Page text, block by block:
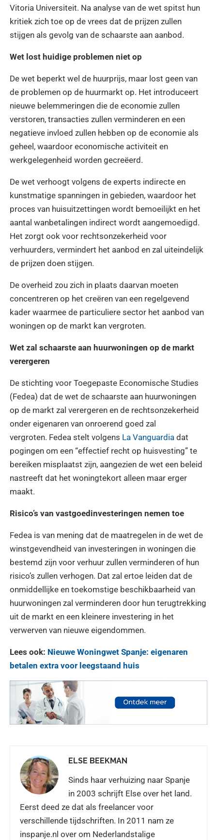
Vitoria Universiteit. Na analyse van de wet spitst hun
kritiek zich toe op de vrees dat de prijzen zullen
stijgen als gevolg van de schaarste aan aanbod.
Wet lost huidige problemen niet op
De wet beperkt wel de huurprijs, maar lost geen van
de problemen op de huurmarkt op. Het introduceert
nieuwe belemmeringen die de economie zullen
verstoren, transacties zullen verminderen en een
negatieve invloed zullen hebben op de economie als
geheel, waardoor economische activiteit en
werkgelegenheid worden gecreëerd.
De wet verhoogt volgens de experts indirecte en
kunstmatige spanningen in gebieden, waardoor het
proces van huisuitzettingen wordt bemoeilijkt en het
aantal wanbetalingen indirect wordt aangemoedigd.
Het zorgt ook voor rechtsonzekerheid voor
verhuurders, vermindert het aanbod en zal uiteindelijk
de prijzen doen stijgen.
De overheid zou zich in plaats daarvan moeten
concentreren op het creëren van een regelgevend
kader waarmee de particuliere sector het aanbod van
woningen op de markt kan vergroten.
Wet zal schaarste aan huurwoningen op de markt
verergeren
De stichting voor Toegepaste Economische Studies
(Fedea) dat de wet de schaarste aan huurwoningen
op de markt zal verergeren en de rechtsonzekerheid
onder eigenaren van onroerend goed zal
vergroten. Fedea stelt volgens La Vanguardia dat
pogingen om een “effectief recht op huisvesting” te
bereiken misplaatst zijn, aangezien de wet een beleid
nastreeft dat het woningtekort alleen maar erger
maakt.
Risico’s van vastgoedinvesteringen nemen toe
Fedea is van mening dat de maatregelen in de wet de
winstgevendheid van investeringen in woningen die
bestemd zijn voor verhuur zullen verminderen of hun
risico’s zullen verhogen. Dat zal ertoe leiden dat de
onmiddellijke en toekomstige beschikbaarheid van
huurwoningen zal verminderen door hun terugtrekking
uit de markt en een kleinere investering in het
verwerven van nieuwe eigendommen.
Lees ook: Nieuwe Woningwet Spanje: eigenaren
betalen extra voor leegstaand huis
ELSE BEEKMAN
Sinds haar verhuizing naar Spanje
in 2003 schrijft Else over het land.
Eerst deed ze dat als freelancer voor
verschillende tijdschriften. In 2011 nam ze
inspanje.nl over om Nederlandstalige